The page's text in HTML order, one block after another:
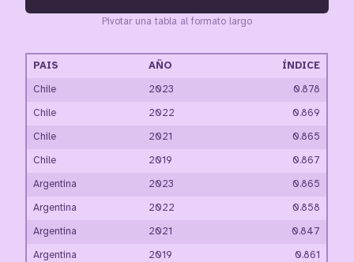
Pivotar una tabla al formato largo
PAIS AÑO ÍNDICE
Chile 2023 0.878
Chile 2022 0.869
Chile 2021 0.865
Chile 2019 0.867
Argentina 2023 0.865
Argentina 2022 0.858
Argentina 2021 0.847
Argentina 2019 0.861